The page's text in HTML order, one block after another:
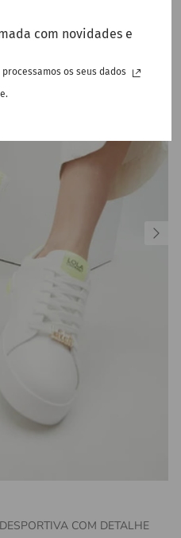
COM DETALHE
com novidades e
os seus dados